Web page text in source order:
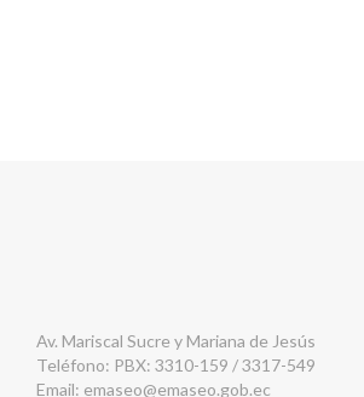
Av. Mariscal Sucre y Mariana de Jesús
Teléfono: PBX: 3310-159 / 3317-549
Email: emaseo@emaseo.gob.ec